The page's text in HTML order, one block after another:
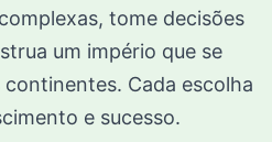
tome decisões
um império que se
Cada escolha
e sucesso.